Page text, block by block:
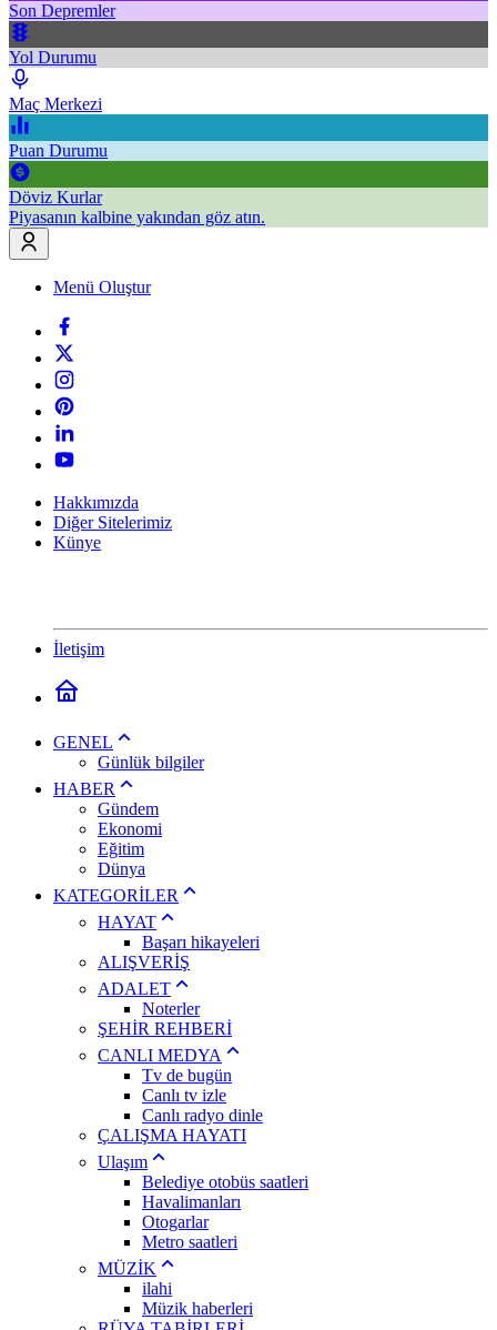
Son Depremler
Yol Durumu
Maç Merkezi
Puan Durumu
Döviz Kurlar
Piyasanın kalbine yakından göz atın.
Menü Oluştur
Hakkımızda
Diğer Sitelerimiz
Künye
İletişim
GENEL
Günlük bilgiler
HABER
Gündem
Ekonomi
Eğitim
Dünya
KATEGORİLER
HAYAT
Başarı hikayeleri
ALIŞVERİŞ
ADALET
Noterler
ŞEHİR REHBERİ
CANLI MEDYA
Tv de bugün
Canlı tv izle
Canlı radyo dinle
ÇALIŞMA HAYATI
Ulaşım
Belediye otobüs saatleri
Havalimanları
Otogarlar
Metro saatleri
MÜZİK
ilahi
Müzik haberleri